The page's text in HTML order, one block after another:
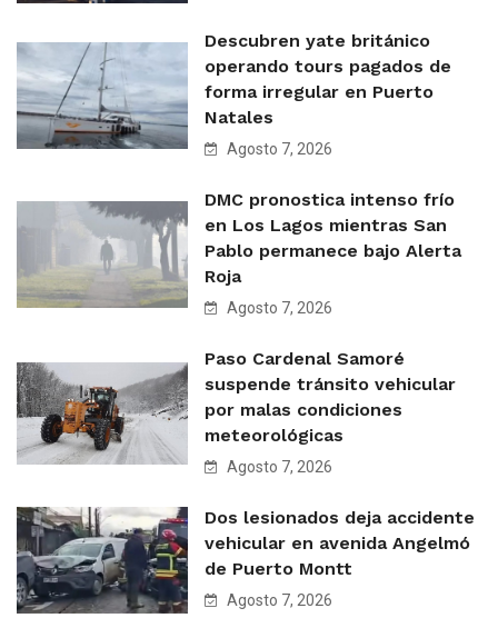
Descubren yate británico
operando tours pagados de
forma irregular en Puerto
Natales
Agosto 7, 2026
DMC pronostica intenso frío
en Los Lagos mientras San
Pablo permanece bajo Alerta
Roja
Agosto 7, 2026
Paso Cardenal Samoré
suspende tránsito vehicular
por malas condiciones
meteorológicas
Agosto 7, 2026
Dos lesionados deja accidente
vehicular en avenida Angelmó
de Puerto Montt
Agosto 7, 2026